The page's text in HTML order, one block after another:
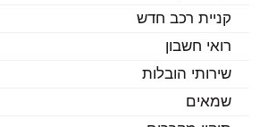
קניית רכב חדש
רואי חשבון
שירותי הובלות
שמאים